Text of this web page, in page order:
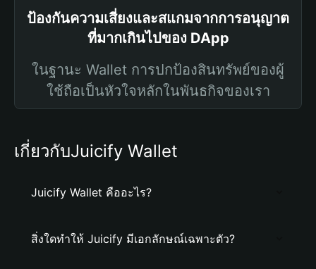
ป้องกันความเสี่ยงและสแกมจากการอนุญาต
ที่มากเกินไปของ DApp
ในฐานะ Wallet การปกป้องสินทรัพย์ของผู้
ใช้ถือเป็นหัวใจหลักในพันธกิจของเรา
เกี่ยวกับJuicify Wallet
Juicify Wallet คืออะไร?
สิ่งใดทำให้ Juicify มีเอกลักษณ์เฉพาะตัว?